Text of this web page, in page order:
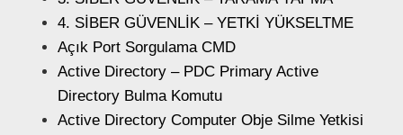
4. SİBER GÜVENLİK – YETKİ YÜKSELTME
Açık Port Sorgulama CMD
Active Directory – PDC Primary Active
Directory Bulma Komutu
Active Directory Computer Obje Silme Yetkisi